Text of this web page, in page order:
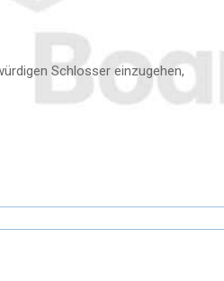
Schlosser einzugehen,